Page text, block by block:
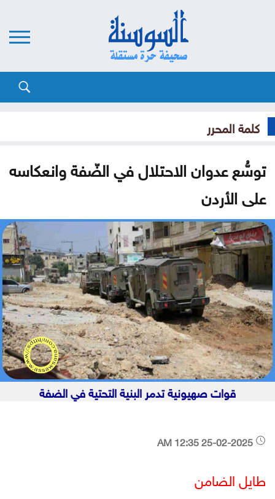
كلمة المحرر
توسُّع عدوان الاحتلال في الضّفة وانعكاسه
على الأردن
قوات صهيونية تدمر البنية التحتية في الضفة
طايل الضامن